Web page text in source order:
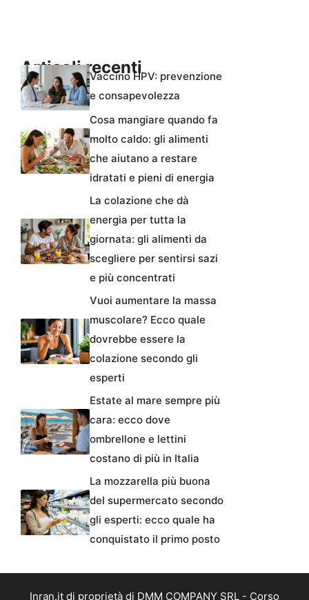
Articoli recentiVaccino HPV: prevenzione
e consapevolezza
Cosa mangiare quando fa
molto caldo: gli alimenti
che aiutano a restare
idratati e pieni di energia
La colazione che dà
energia per tutta la
giornata: gli alimenti da
scegliere per sentirsi sazi
e più concentrati
Vuoi aumentare la massa
muscolare? Ecco quale
dovrebbe essere la
colazione secondo gli
esperti
Estate al mare sempre più
cara: ecco dove
ombrellone e lettini
costano di più in Italia
La mozzarella più buona
del supermercato secondo
gli esperti: ecco quale ha
conquistato il primo posto
Inran.it di proprietà di DMM COMPANY SRL - Corso